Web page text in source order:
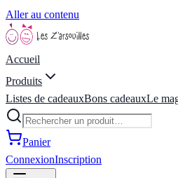
Aller au contenu
Accueil
Produits
Listes de cadeauxBons cadeauxLe
Panier
ConnexionInscription